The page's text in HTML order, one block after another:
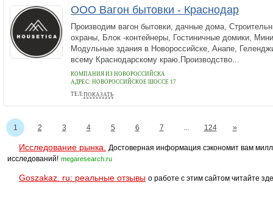
ООО Вагон бытовки - Краснодар
Производим вагон бытовки, дачные дома,
охраны, Блок -контейнеры, Гостиничные домики,
Модульные здания в Новороссийске, Анапе,
всему Краснодарскому краю.Производство...
КОМПАНИЯ ИЗ НОВОРОССИЙСКА
АДРЕС: НОВОРОССИЙСКОЕ ШОССЕ 17
ТЕЛ:ПОКАЗАТЬ
+79298406959
1 2 3 4 5 6 7 ... 124 »
Исследование рынка.
Достоверная информация сэкономит вам
исследований! megaresearch.ru
Goszakaz. ru: реальные отзывы о работе с этим сайтом читайте